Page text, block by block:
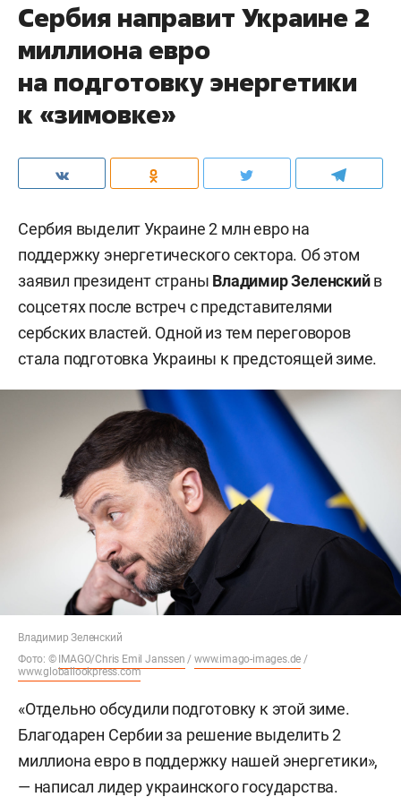
Сербия направит Украине 2
миллиона евро
на подготовку энергетики
к «зимовке»
Сербия выделит Украине 2 млн евро на
поддержку энергетического сектора. Об этом
заявил президент страны Владимир Зеленскийв
соцсетях после встреч с представителями
сербских властей. Одной из тем переговоров
стала подготовка Украины к предстоящей зиме.
Владимир Зеленский
Фото: © IMAGO/Chris Emil Janssen /www.imago-images.de /
www.globallookpress.com
«Отдельно обсудили подготовку к этой зиме.
Благодарен Сербии за решение выделить 2
миллиона евро в поддержку нашей энергетики»,
— написал лидер украинского государства.